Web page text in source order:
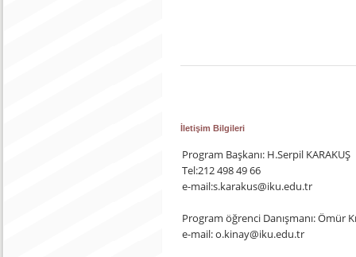
İletişim Bilgileri
Program Başkanı: H.Serpil KARAKUŞ
Tel:212 498 49 66
e-mail:s.karakus@iku.edu.tr
Program öğrenci Danışmanı: Ömür
e-mail: o.kinay@iku.edu.tr